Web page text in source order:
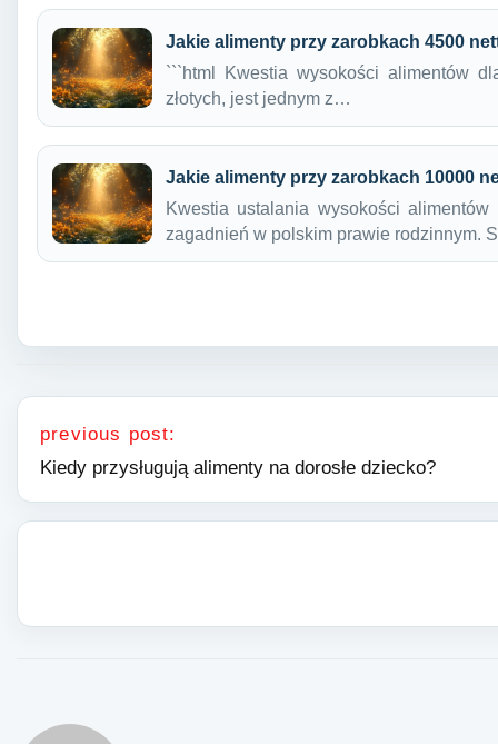
Jakie alimenty przy zarobkach 4500
```html Kwestia wysokości alimentów
złotych, jest jednym z…
Jakie alimenty przy zarobkach 10000
Kwestia ustalania wysokości
zagadnień w polskim prawie rodzinnym.
Nawigacja wpisu
previous post:
Kiedy przysługują alimenty na dorosłe dziecko?